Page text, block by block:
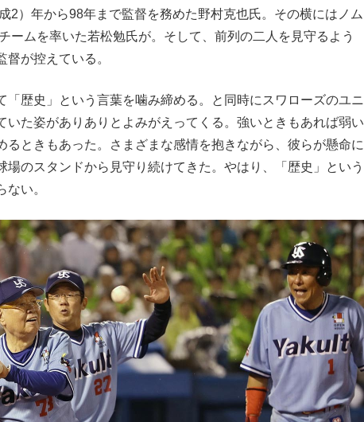
もっと見る
2）年から98年まで監督を務めた野村克也氏。その横にはノム
ームを率いた若松勉氏が。そして、前列の二人を見守るよう
が控えている。
歴史」という言葉を噛み締める。と同時にスワローズのユニ
いた姿がありありとよみがえってくる。強いときもあれば弱い
るときもあった。さまざまな感情を抱きながら、彼らが懸命に
のスタンドから見守り続けてきた。やはり、「歴史」という
い。